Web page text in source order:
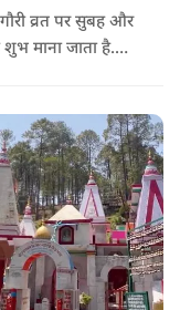
व्रत पर सुबह और
माना जाता है.